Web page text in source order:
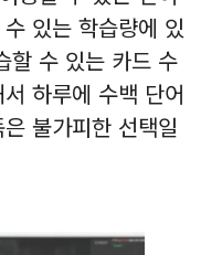
있는 학습량에 있
할 수 있는 카드 수
하루에 수백 단어
불가피한 선택일